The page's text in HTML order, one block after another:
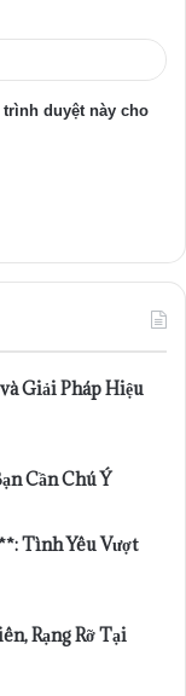
duyệt này cho
Giải Pháp Hiệu
Cần Chú Ý
Tình Yêu Vượt
Rạng Rỡ Tại